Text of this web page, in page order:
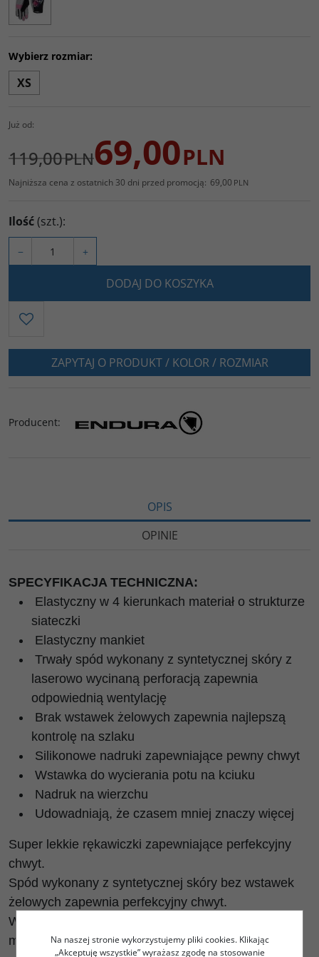
Wybierz rozmiar:
XS
Już od:
119,00PLN69,00PLN
Najniższa cena z ostatnich 30 dni przed promocją: 69,00 PLN
Ilość(szt.):
− +
DODAJ DO KOSZYKA
ZAPYTAJ O PRODUKT / KOLOR / ROZMIAR
Producent:
OPIS
OPINIE
SPECYFIKACJA TECHNICZNA:
Elastyczny w 4 kierunkach materiał o strukturze
siateczki
Elastyczny mankiet
Trwały spód wykonany z syntetycznej skóry z
laserowo wycinaną perforacją zapewnia
odpowiednią wentylację
Brak wstawek żelowych zapewnia najlepszą
kontrolę na szlaku
Silikonowe nadruki zapewniające pewny chwyt
Wstawka do wycierania potu na kciuku
Nadruk na wierzchu
Udowadniają, że czasem mniej znaczy więcej
Super lekkie rękawiczki zapewniające perfekcyjny
chwyt.
Spód wykonany z syntetycznej skóry bez wstawek
żelowych zapewnia perfekcyjny chwyt.
Wierzch to z kolei bardzo cienki i przewiewny
materiał sprawiający, że rękawiczki sprawdzają się
Na naszej stronie wykorzystujemy pliki cookies. Klikając
„Akceptuję wszystkie” wyrażasz zgodę na stosowanie